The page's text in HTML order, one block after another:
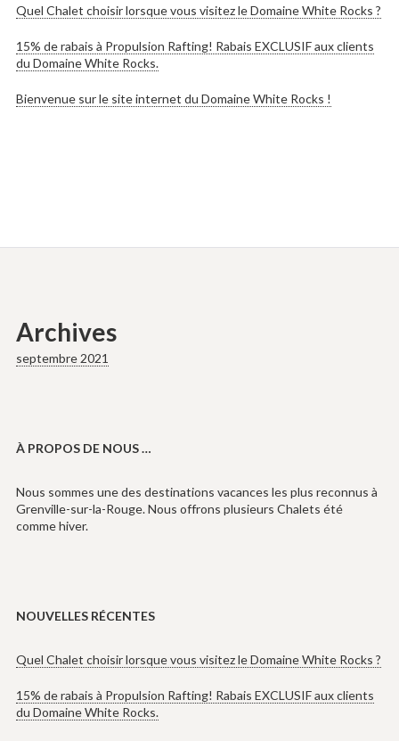
Quel Chalet choisir lorsque vous visitez le Domaine White Rocks ?
15% de rabais à Propulsion Rafting! Rabais EXCLUSIF aux clients
du Domaine White Rocks.
Bienvenue sur le site internet du Domaine White Rocks !
Archives
septembre 2021
À PROPOS DE NOUS …
Nous sommes une des destinations vacances les plus reconnus à
Grenville-sur-la-Rouge. Nous offrons plusieurs Chalets été
comme hiver.
NOUVELLES RÉCENTES
Quel Chalet choisir lorsque vous visitez le Domaine White Rocks ?
15% de rabais à Propulsion Rafting! Rabais EXCLUSIF aux clients
du Domaine White Rocks.